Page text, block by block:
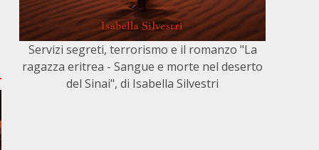
Servizi segreti, terrorismo e il romanzo "La
ragazza eritrea - Sangue e morte nel deserto
del Sinai", di Isabella Silvestri